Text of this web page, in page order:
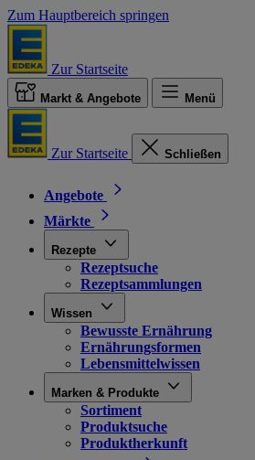
Zum Hauptbereich springen
Zur Startseite
Markt & Angebote Menü
Zur Startseite Schließen
Angebote
Märkte
Rezepte
Rezeptsuche
Rezeptsammlungen
Wissen
Bewusste Ernährung
Ernährungsformen
Lebensmittelwissen
Marken & Produkte
Sortiment
Produktsuche
Produktherkunft